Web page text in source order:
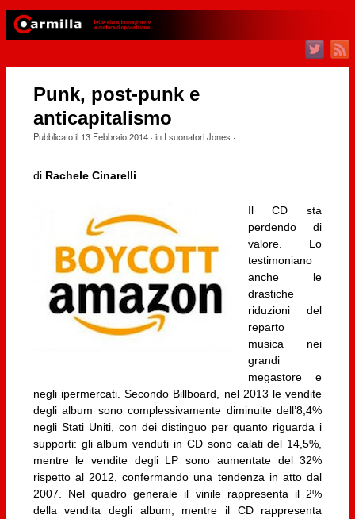
Punk, post-punk e
anticapitalismo
Pubblicato il 13 Febbraio 2014· in I suonatori Jones ·
diRachele Cinarelli
Il CD sta
perdendo di
valore. Lo
testimoniano
anche le
drastiche
riduzioni del
reparto
musica nei
grandi
megastore e
negli ipermercati. Secondo Billboard, nel 2013 le vendite
degli album sono complessivamente diminuite dell’8,4%
negli Stati Uniti, con dei distinguo per quanto riguarda i
supporti: gli album venduti in CD sono calati del 14,5%,
mentre le vendite degli LP sono aumentate del 32%
rispetto al 2012, confermando una tendenza in atto dal
2007. Nel quadro generale il vinile rappresenta il 2%
della vendita degli album, mentre il CD rappresenta